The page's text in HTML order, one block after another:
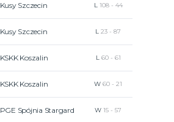
Kusy Szczecin L 108- 44
Kusy Szczecin L 23 - 87
KSKK Koszalin L 60- 61
KSKK Koszalin W 60 - 21
PGE Spójnia Stargard W 15 - 57